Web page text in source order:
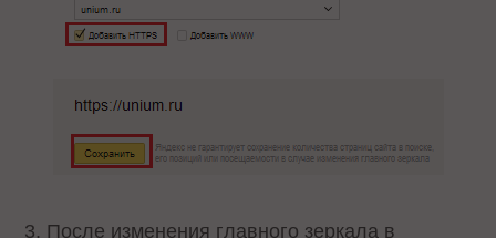
3. После изменения главного зеркала в